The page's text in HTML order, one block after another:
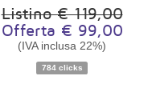
Disponibilità: Disponibile
Listino € 119,00
Offerta € 99,00
(IVA inclusa 22%)
784 clicks